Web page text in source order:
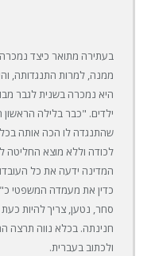
ממנה, למרות התנגדותה,
ילדים. "כבר בלילה
שהתנגדה לו הכה אותה
לכודה וללא מוצא החליטה
המדינה ידעה את כל
כדין את מעמדה המשפטי
סחר, נטען, צריך להיות
חנינתה. בכלא נווה תרצה
ולכתוב בעברית.